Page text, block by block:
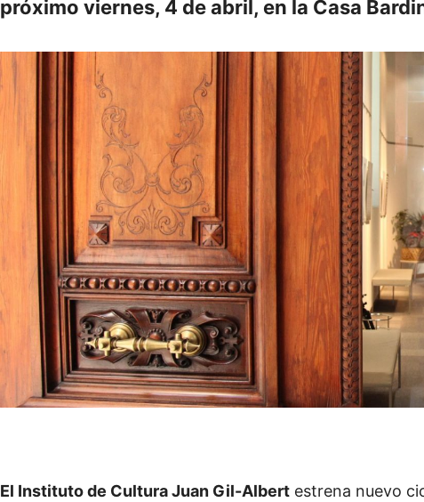
próximo viernes, 4 de abril, en la Casa
El Instituto de Cultura Juan Gil-Albert estrena nuevo